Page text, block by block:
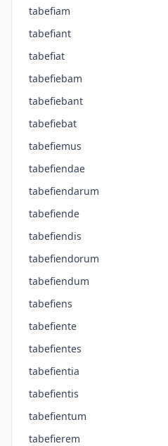
tabefiam
tabefiant
tabefiat
tabefiebam
tabefiebant
tabefiebat
tabefiemus
tabefiendae
tabefiendarum
tabefiende
tabefiendis
tabefiendorum
tabefiendum
tabefiens
tabefiente
tabefientes
tabefientia
tabefientis
tabefientum
tabefierem